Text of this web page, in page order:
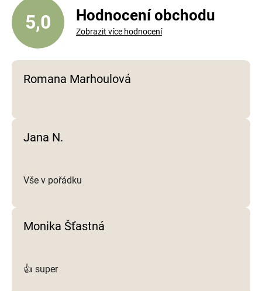
í
p
r
k
y
5,0 Hodnocení obchodu
Zobrazit více hodnocení
Romana Marhoulová
Jana N.
Vše v pořádku
Monika Šťastná
👍 super